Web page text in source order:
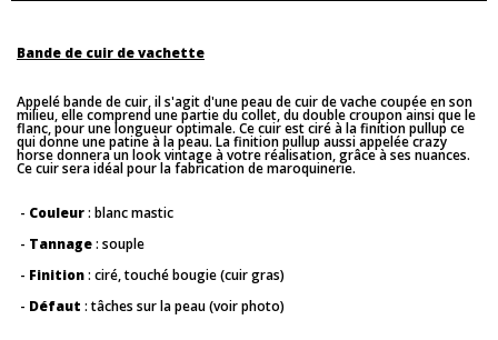
Bande de cuir de vachette
Appelé bande de cuir, il s'agit d'une peau de cuir de vache coupée en son
milieu, elle comprend une partie du collet, du double croupon ainsi que le
flanc, pour une longueur optimale. Ce cuir est ciré à la finition pullup ce
qui donne une patine à la peau. La finition pullup aussi appelée crazy
horse donnera un look vintage à votre réalisation, grâce à ses nuances.
Ce cuir sera idéal pour la fabrication de maroquinerie.
- Couleur: blanc mastic
- Tannage: souple
- Finition: ciré, touché bougie (cuir gras)
- Défaut : tâches sur la peau (voir photo)